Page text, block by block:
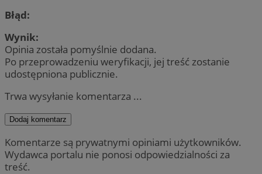
Błąd:
Wynik:
Opinia została pomyślnie dodana.
Po przeprowadzeniu weryfikacji, jej treść zostanie
udostępniona publicznie.
Trwa wysyłanie komentarza ...
Dodaj komentarz
Komentarze są prywatnymi opiniami użytkowników.
Wydawca portalu nie ponosi odpowiedzialności za
treść.